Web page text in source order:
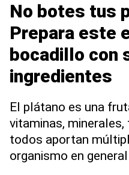
No botes tus
Prepara este
bocadillo con
ingredientes
El plátano es una
vitaminas,
todos aportan
organismo en general